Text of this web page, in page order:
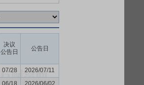
决议
公告日
公告日
07/28
2026/07/11
06/18
2026/06/02